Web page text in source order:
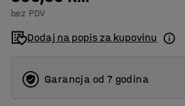
600
bez PDV
Dodaj na popis za kupovinu
Garancja od 7 godina